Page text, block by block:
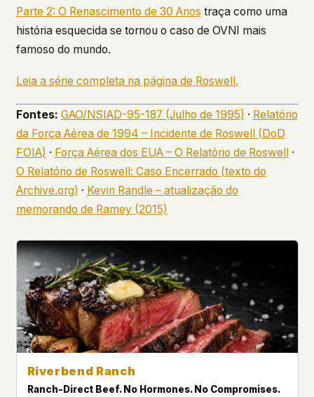
Parte 2: O Renascimento de 30 Anos traça como uma
história esquecida se tornou o caso de OVNI mais
famoso do mundo.
Leia a série completa na página de Roswell.
Fontes: GAO/NSIAD-95-187 (Julho de 1995) · Relatório
da Força Aérea de 1994 – Incidente de Roswell (DoD
FOIA) · Força Aérea dos EUA – O Relatório de Roswell·
O Relatório de Roswell: Caso Encerrado (texto do
Archive.org) · Kevin Randle – atualização do
memorando de Ramey (2015)
Riverbend Ranch
Ranch-Direct Beef. No Hormones. No Compromises.